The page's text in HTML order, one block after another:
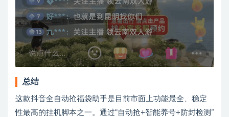
总结
这款抖音全自动抢福袋助手是目前市面上功能最全、稳定
性最高的挂机脚本之一。通过“自动抢+智能养号+防封检测”